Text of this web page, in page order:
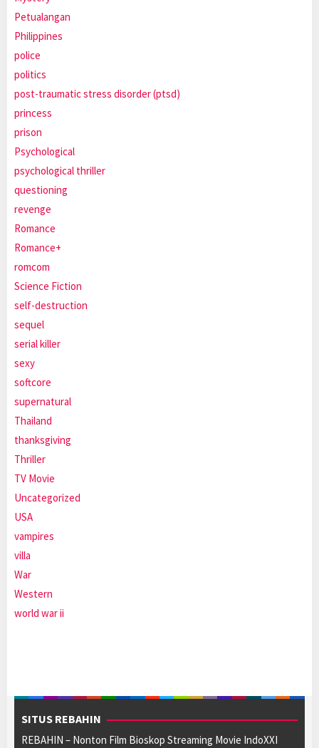
Petualangan
Philippines
police
politics
post-traumatic stress disorder (ptsd)
princess
prison
Psychological
psychological thriller
questioning
revenge
Romance
Romance+
romcom
Science Fiction
self-destruction
sequel
serial killer
sexy
softcore
supernatural
Thailand
thanksgiving
Thriller
TV Movie
Uncategorized
USA
vampires
villa
War
Western
world war ii
SITUS REBAHIN
REBAHIN – Nonton Film Bioskop Streaming Movie IndoXXI